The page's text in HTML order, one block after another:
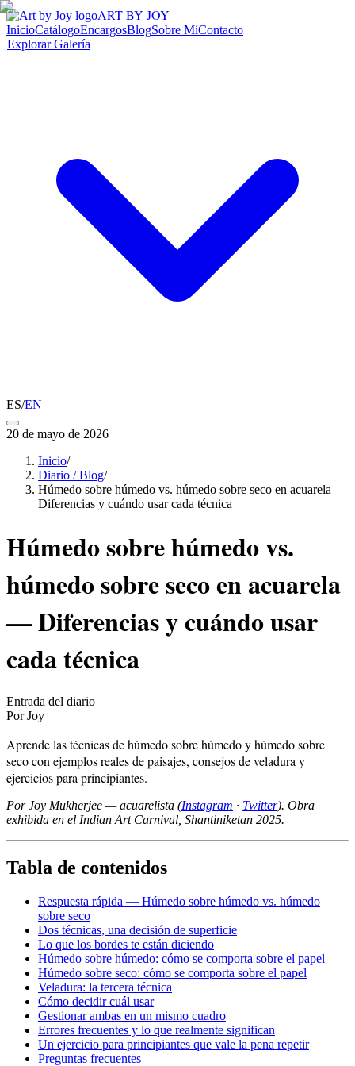
ART BY JOY
InicioCatálogoEncargosBlogSobre MíContacto
Explorar Galería
ES/EN
20 de mayo de 2026
Inicio/
Diario / Blog/
Húmedo sobre húmedo vs. húmedo sobre seco en acuarela —
Diferencias y cuándo usar cada técnica
Húmedo sobre húmedo vs.
húmedo sobre seco en acuarela
— Diferencias y cuándo usar
cada técnica
Entrada del diario
Por Joy
Aprende las técnicas de húmedo sobre húmedo y húmedo sobre
seco con ejemplos reales de paisajes, consejos de veladura y
ejercicios para principiantes.
Por Joy Mukherjee — acuarelista (Instagram · Twitter). Obra
exhibida en el Indian Art Carnival, Shantiniketan 2025.
Tabla de contenidos
Respuesta rápida — Húmedo sobre húmedo vs. húmedo
sobre seco
Dos técnicas, una decisión de superficie
Lo que los bordes te están diciendo
Húmedo sobre húmedo: cómo se comporta sobre el papel
Húmedo sobre seco: cómo se comporta sobre el papel
Veladura: la tercera técnica
Cómo decidir cuál usar
Gestionar ambas en un mismo cuadro
Errores frecuentes y lo que realmente significan
Un ejercicio para principiantes que vale la pena repetir
Preguntas frecuentes